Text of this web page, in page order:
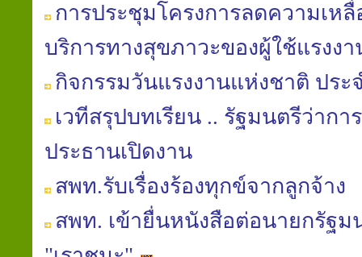
การประชุมโครงการลดความเห
บริการทางสุขภาวะของผู้ใช้แรงงา
กิจกรรมวันแรงงานแห่งชาติ ประ
เวทีสรุปบทเรียน .. รัฐมนตรีว่ากา
ประธานเปิดงาน
สพท.รับเรื่องร้องทุกข์จากลูกจ้าง
สพท. เข้ายื่นหนังสือต่อนายกรัฐม